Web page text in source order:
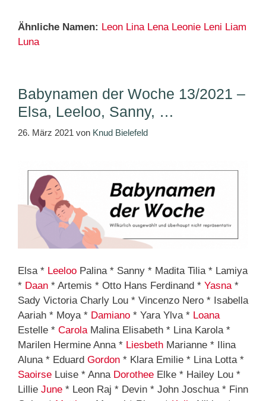
Ähnliche Namen: Leon Lina Lena Leonie Leni Liam
Luna
Babynamen der Woche 13/2021 –
Elsa, Leeloo, Sanny, …
26. März 2021 von Knud Bielefeld
Elsa * Leeloo Palina * Sanny * Madita Tilia * Lamiya
* Daan * Artemis * Otto Hans Ferdinand * Yasna*
Sady Victoria Charly Lou * Vincenzo Nero * Isabella
Aariah * Moya * Damiano * Yara Ylva * Loana
Estelle * CarolaMalina Elisabeth * Lina Karola *
Marilen Hermine Anna * Liesbeth Marianne * Ilina
Aluna * Eduard Gordon * Klara Emilie * Lina Lotta *
Saoirse Luise * Anna Dorothee Elke * Hailey Lou *
Lillie June * Leon Raj * Devin * John Joschua * Finn